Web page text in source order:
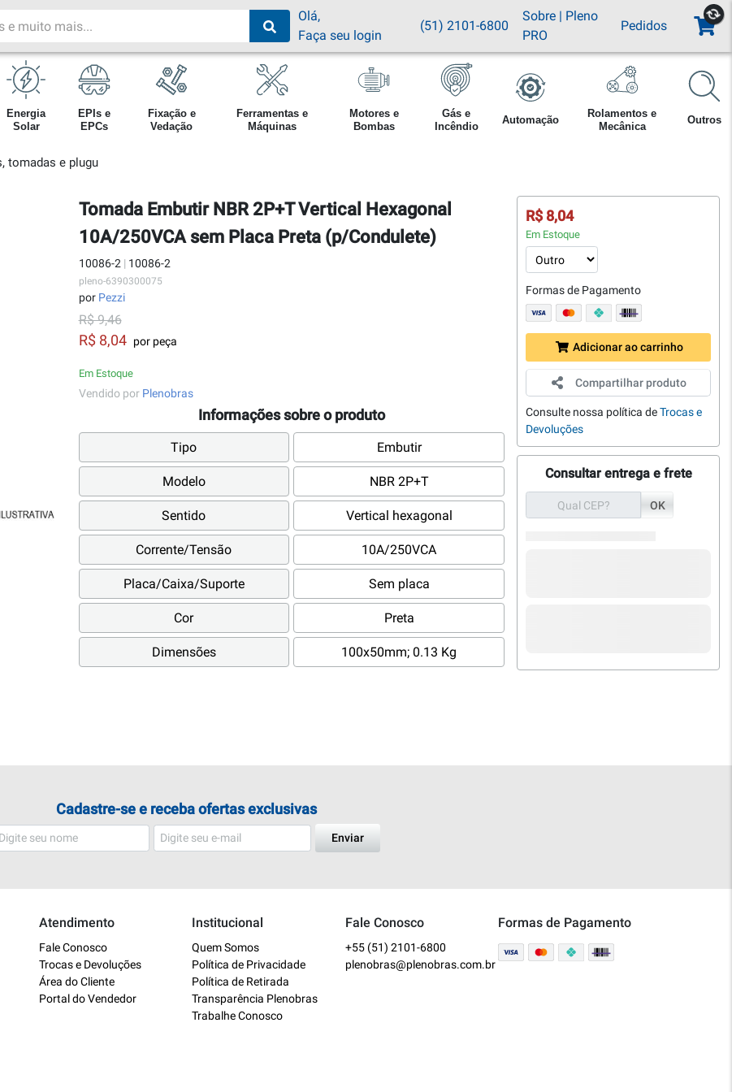
Olá,
Faça seu login
(51) 2101-6800
Sobre| Pleno
PRO
Pedidos
Energia
Solar
EPIs e
EPCs
Fixação e
Vedação
Ferramentas e
Máquinas
Motores e
Bombas
Gás e
Incêndio
Automação
Rolamentos e
Mecânica
Outros
tomadas e plugu
Tomada Embutir NBR 2P+T Vertical Hexagonal
10A/250VCA sem Placa Preta (p/Condulete)
10086-2 | 10086-2
pleno-6390300075
por Pezzi
R$ 9,46
R$ 8,04 por peça
Em Estoque
Vendido por Plenobras
Informações sobre o produto
Tipo Embutir
Modelo NBR 2P+T
Sentido Vertical hexagonal
Corrente/Tensão 10A/250VCA
Placa/Caixa/Suporte Sem placa
Cor Preta
Dimensões 100x50mm; 0.13 Kg
R$ 8,04
Em Estoque
Formas de Pagamento
Adicionar ao carrinho
Compartilhar produto
Consulte nossa política deTrocas e
Devoluções
Consultar entrega e frete
OK
Cadastre-se e receba ofertas exclusivas
Enviar
Atendimento
Fale Conosco
Trocas e Devoluções
Área do Cliente
Portal do Vendedor
Institucional
Quem Somos
Política de Privacidade
Política de Retirada
Transparência Plenobras
Trabalhe Conosco
Fale Conosco
+55 (51) 2101-6800
plenobras@plenobras.com.br
Formas de Pagamento